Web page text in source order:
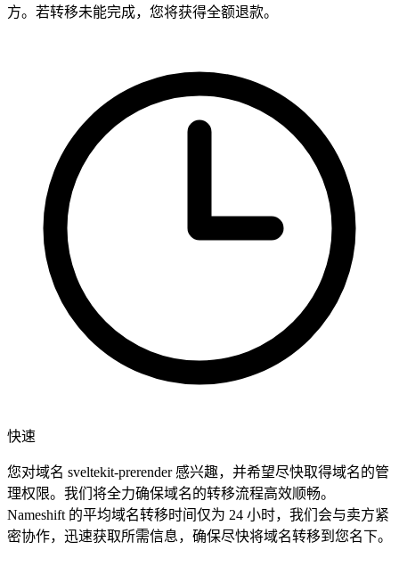
方。若转移未能完成，您将获得全额退款。
快速
您对域名 sveltekit-prerender 感兴趣，并希望尽快取得域名的管
理权限。我们将全力确保域名的转移流程高效顺畅。
Nameshift 的平均域名转移时间仅为 24 小时，我们会与卖方紧
密协作，迅速获取所需信息，确保尽快将域名转移到您名下。